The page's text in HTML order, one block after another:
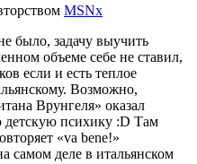
MSNx
было, задачу выучить
объеме себе не ставил,
если и есть теплое
Возможно,
Врунгеля» оказал
детскую психику :D Там
«va bene!»
самом деле в итальянском